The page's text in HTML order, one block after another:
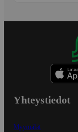
Yhteystiedot
Myymälät